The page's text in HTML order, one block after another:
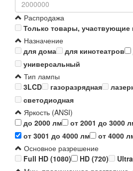
Распродажа
Только товары, участвующие
Назначение
для дома
для кинотеатров
универсальный
Тип лампы
3LCD
газоразрядная
светодиодная
Яркость (ANSI)
до 2000 лм
от 2001 до 3000
от 3001 до 4000 лм
от 4000
Основное разрешение
Full HD (1080)
HD (720)